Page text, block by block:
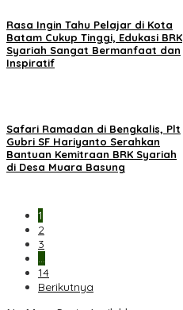
Rasa Ingin Tahu Pelajar di Kota
Batam Cukup Tinggi, Edukasi BRK
Syariah Sangat Bermanfaat dan
Inspiratif
Safari Ramadan di Bengkalis, Plt
Gubri SF Hariyanto Serahkan
Bantuan Kemitraan BRK Syariah
di Desa Muara Basung
1
2
3
…
14
Berikutnya